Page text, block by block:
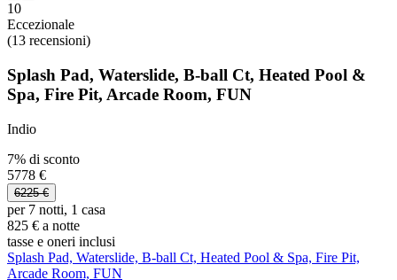
10
Eccezionale
(13 recensioni)
Splash Pad, Waterslide, B-ball Ct, Heated Pool &
Spa, Fire Pit, Arcade Room, FUN
Indio
7% di sconto
5778 €
6225 €
per 7 notti, 1 casa
825 € a notte
tasse e oneri inclusi
Splash Pad, Waterslide, B-ball Ct, Heated Pool & Spa, Fire Pit,
Arcade Room, FUN